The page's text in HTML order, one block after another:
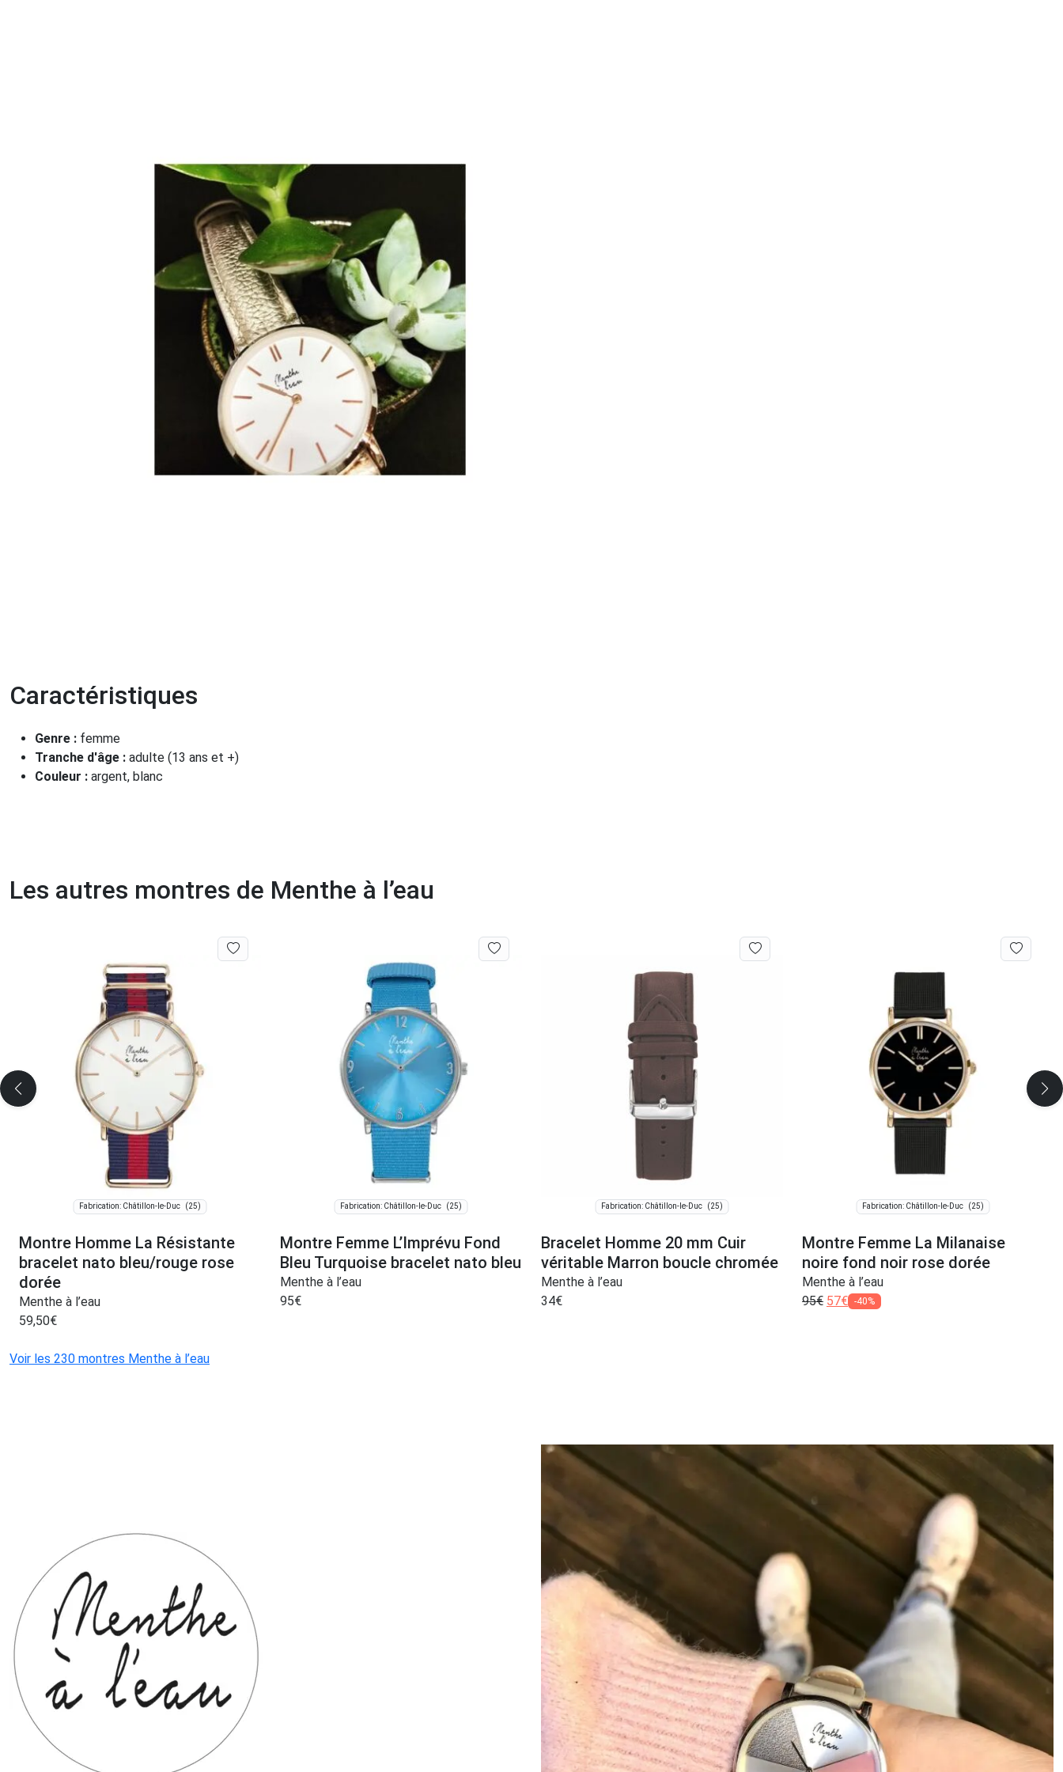
Caractéristiques
Genre : femme
Tranche d'âge : adulte (13 ans et +)
Couleur : argent, blanc
Les autres montres de Menthe à l’eau
Fabrication: Châtillon-le-Duc (25)
Montre Homme La Résistante
bracelet nato bleu/rouge rose
dorée
Menthe à l’eau
59,50€
Fabrication: Châtillon-le-Duc (25)
Montre Femme L’Imprévu Fond
Bleu Turquoise bracelet nato bleu
Menthe à l’eau
95€
Fabrication: Châtillon-le-Duc (25)
Bracelet Homme 20 mm Cuir
véritable Marron boucle chromée
Menthe à l’eau
34€
Fabrication: Châtillon-le-Duc (25)
Montre Femme La Milanaise
noire fond noir rose dorée
Menthe à l’eau
95€ 57€ -40%
Voir les 230 montres Menthe à l’eau